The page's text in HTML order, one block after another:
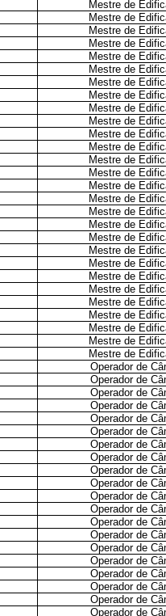
Mestre de
Mestre de
Mestre de
Mestre de
Mestre de
Mestre de
Mestre de
Mestre de
Mestre de
Mestre de
Mestre de
Mestre de
Mestre de
Mestre de
Mestre de
Mestre de
Mestre de
Mestre de
Mestre de
Mestre de
Mestre de
Mestre de
Mestre de
Mestre de
Mestre de
Mestre de
Mestre de
Mestre de
Operador de
Operador de
Operador de
Operador de
Operador de
Operador de
Operador de
Operador de
Operador de
Operador de
Operador de
Operador de
Operador de
Operador de
Operador de
Operador de
Operador de
Operador de
Operador de
Operador de